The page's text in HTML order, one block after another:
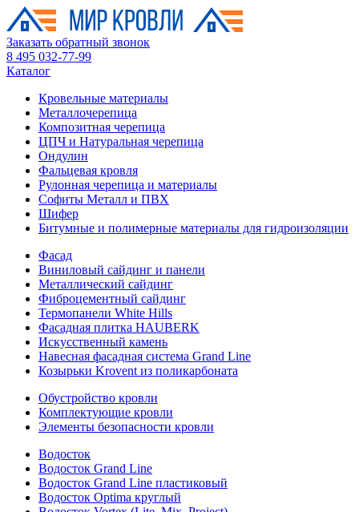
Заказать обратный звонок
8 495 032-77-99
Каталог
Кровельные материалы
Металлочерепица
Композитная черепица
ЦПЧ и Натуральная черепица
Ондулин
Фальцевая кровля
Рулонная черепица и материалы
Софиты Металл и ПВХ
Шифер
Битумные и полимерные материалы для гидроизоляции
Фасад
Виниловый сайдинг и панели
Металлический сайдинг
Фиброцементный сайдинг
Термопанели White Hills
Фасадная плитка HAUBERK
Искусственный камень
Навесная фасадная система Grand Line
Козырьки Krovent из поликарбоната
Обустройство кровли
Комплектующие кровли
Элементы безопасности кровли
Водосток
Водосток Grand Line
Водосток Grand Line пластиковый
Водосток Optima круглый